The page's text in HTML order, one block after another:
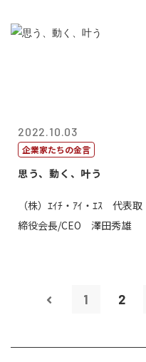
2022.10.03
企業家たちの金言
思う、動く、叶う
（株）ｴｲﾁ・ｱｲ・ｴｽ 代表取
締役会長/CEO 澤田秀雄
1 2